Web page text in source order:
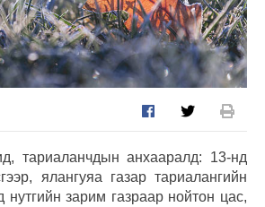
тариаланчдын анхааралд: 13-нд
ялангуяа газар тариалангийн
нутгийн зарим газраар нойтон цас,